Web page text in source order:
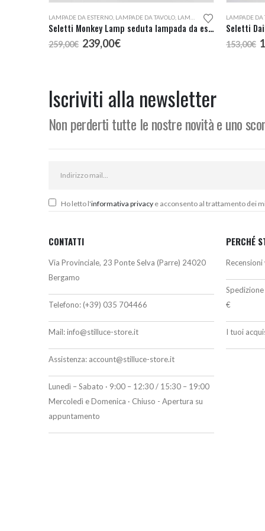
LAMPADE DA ESTERNO LAMPADE DA TAVOLO LAMPADE DA TERRA
Seletti Monkey Lamp seduta lampada da esterno
259,00€ Il
prezzo
239,00€Il
LAMPADE DA
Seletti
153,00€
Iscriviti alla newsletter
Non perderti tutte le nostre novità e uno
Ho letto l'informativa privacy e acconsento al trattamento dei
CONTATTI
Via Provinciale, 23 Ponte Selva (Parre) 24020
Bergamo
Telefono: (+39) 035 704466
Mail:info@stilluce-store.it
Assistenza: account@stilluce-store.it
Lunedì – Sabato · 9:00 – 12:30 / 15:30 – 19:00
Mercoledì e Domenica · Chiuso - Apertura su
appuntamento
PERCHÉ
€
I tuoi